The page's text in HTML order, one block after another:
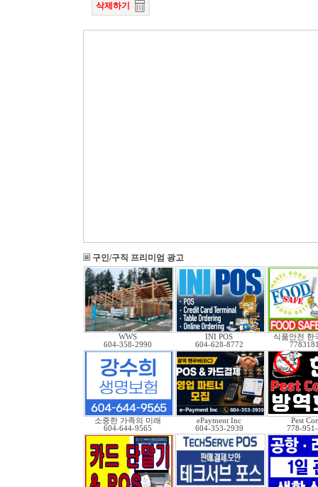
삭제하기
구인/구직 프리미엄 광고
WWS
604-358-2990
INI POS
604-628-8772
식품안전 한
소중한 가족의 미래
604-644-9565
ePayment Inc
604-353-2939
Pest
778-